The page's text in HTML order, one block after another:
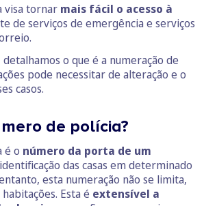
visa tornar mais fácil o acesso à
de serviços de emergência e serviços
o que é a numeração de
pode necessitar de alteração e o
casos.
de polícia?
é o número da porta de um
das casas em determinado
esta numeração não se limita,
Esta é extensível a